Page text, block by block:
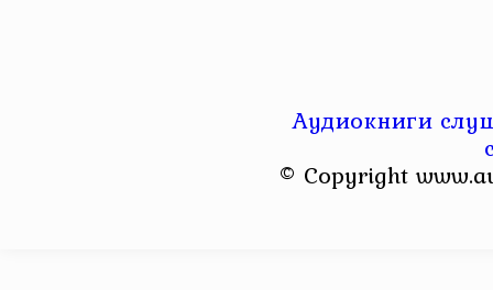
Аудиокниги
© Copyright